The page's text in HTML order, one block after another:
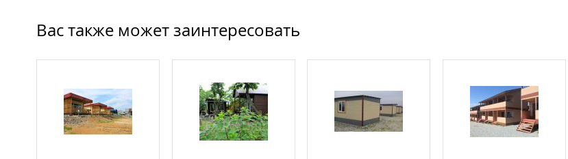
Вас также может заинтересовать